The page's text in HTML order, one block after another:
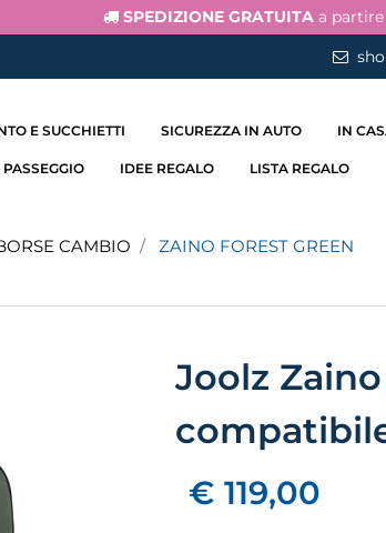
SPEDIZIONE GRATUITA a
E SUCCHIETTI SICUREZZA IN AUTO IN
PASSEGGIO IDEE REGALO LISTA REGALO
CAMBIO ZAINO FOREST GREEN
Joolz
€ 119,00